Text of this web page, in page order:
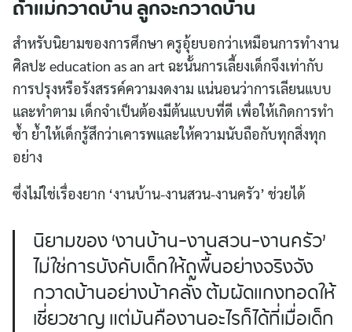
for:
ถ้าแม่กวาดบ้าน ลูกจะกวาดบ้าน
สำหรับนิยามของการศึกษา ครูอุ้ยบอกว่าเหมือนการทำงาน
ศิลปะ education as an art ฉะนั้นการเลี้ยงเด็กจึงเท่ากับ
การปรุงหรือรังสรรค์ความงดงาม แน่นอนว่าการเลียนแบบ
และทำตาม เด็กจำเป็นต้องมีต้นแบบที่ดี เพื่อให้เกิดการทำ
ซ้ำ ย้ำให้เด็กรู้สึกว่าเคารพและให้ความนับถือกับทุกสิ่งทุก
อย่าง
ซึ่งไม่ใช่เรื่องยาก ‘งานบ้าน-งานสวน-งานครัว’ ช่วยได้
นิยามของ ‘งานบ้าน-งานสวน-งานครัว’
ไม่ใช่การบังคับเด็กให้ถูพื้นอย่างจริงจัง
กวาดบ้านอย่างบ้าคลั่ง ต้มผัดแกงทอดให้
เชี่ยวชาญ แต่มันคืองานอะไรก็ได้ที่เมื่อเด็ก